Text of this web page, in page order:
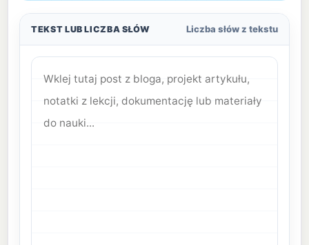
TEKST LUB LICZBA SŁÓW Liczba słów z tekstu